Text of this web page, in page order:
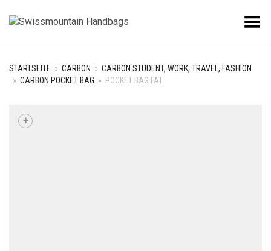
Toggle Menu
STARTSEITE » CARBON » CARBON STUDENT, WORK, TRAVEL, FASHION
» CARBON POCKET BAG » POCKET BAG FAT
+